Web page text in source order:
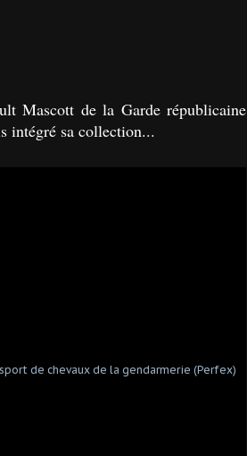
Mascott de la Garde républicaine
intégré sa collection...